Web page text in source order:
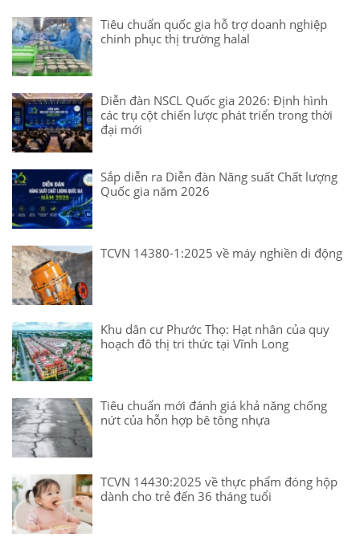
Tiêu chuẩn quốc gia hỗ trợ doanh nghiệp
chinh phục thị trường halal
Diễn đàn NSCL Quốc gia 2026: Định hình
các trụ cột chiến lược phát triển trong thời
đại mới
Sắp diễn ra Diễn đàn Năng suất Chất lượng
Quốc gia năm 2026
TCVN 14380-1:2025 về máy nghiền di động
Khu dân cư Phước Thọ: Hạt nhân của quy
hoạch đô thị tri thức tại Vĩnh Long
Tiêu chuẩn mới đánh giá khả năng chống
nứt của hỗn hợp bê tông nhựa
TCVN 14430:2025 về thực phẩm đóng hộp
dành cho trẻ đến 36 tháng tuổi